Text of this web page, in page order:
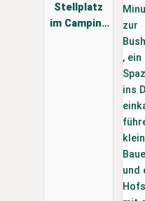
Stellplatz
im Camping